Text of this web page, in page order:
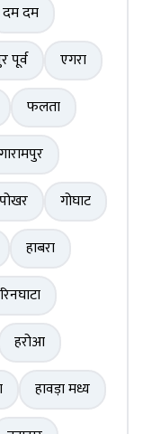
दम दम
पूर्व
एगरा
फलता
गोघाट
हाबरा
हरोआ
हावड़ा मध्य